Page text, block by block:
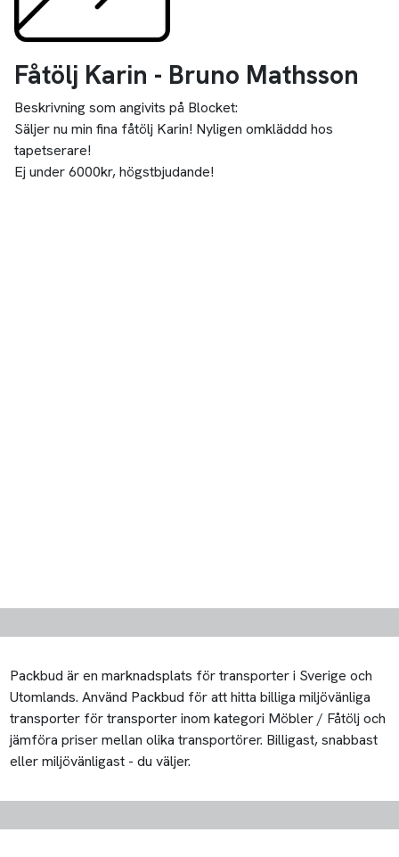
Fåtölj Karin - Bruno Mathsson
Beskrivning som angivits på Blocket:
Säljer nu min fina fåtölj Karin! Nyligen omkläddd hos
tapetserare!
Ej under 6000kr, högstbjudande!
Packbud är en marknadsplats för transporter i Sverige och
Utomlands. Använd Packbud för att hitta billiga miljövänliga
transporter för transporter inom kategori Möbler / Fåtölj och
jämföra priser mellan olika transportörer. Billigast, snabbast
eller miljövänligast - du väljer.